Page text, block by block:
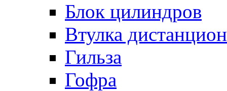
Блок цилиндров
Втулка
Гильза
Гофра